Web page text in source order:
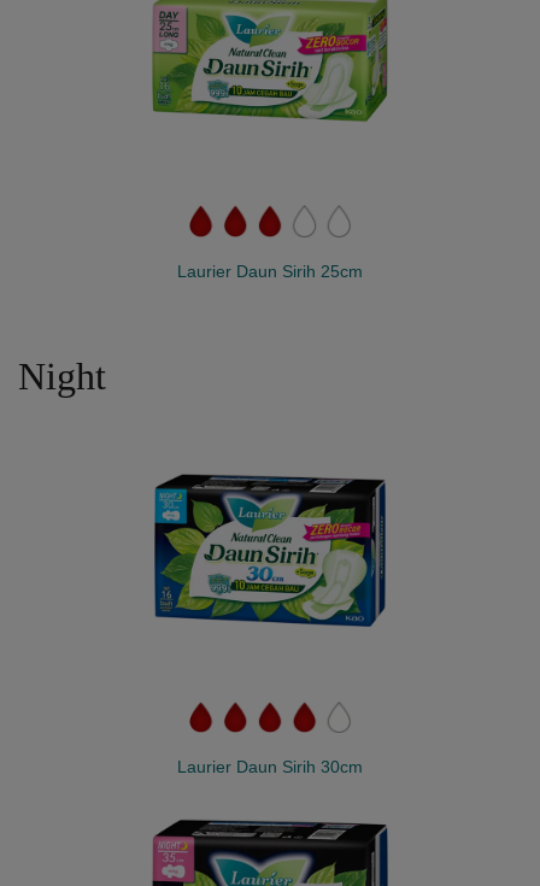
Laurier Daun Sirih 25cm
Night
Laurier Daun Sirih 30cm